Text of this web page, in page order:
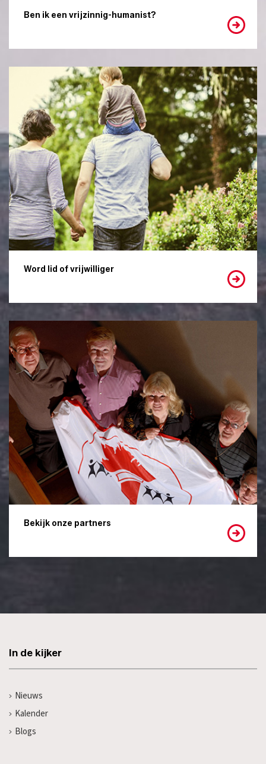
Ben ik een vrijzinnig-humanist?
Word lid of vrijwilliger
Bekijk onze partners
In de kijker
Nieuws
Kalender
Blogs